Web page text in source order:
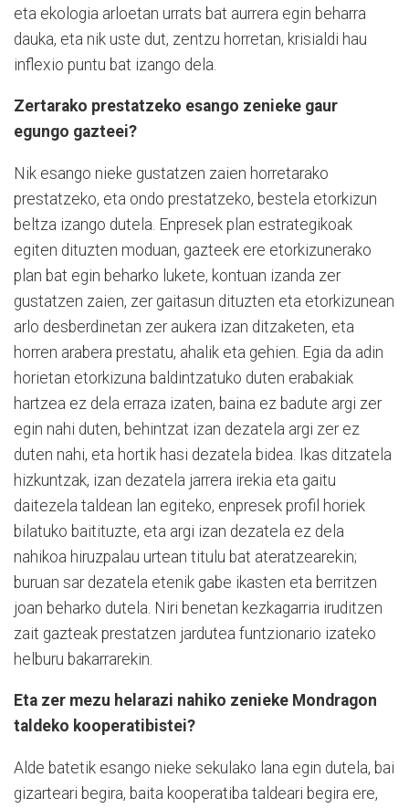
eta ekologia arloetan urrats bat aurrera egin beharra
dauka, eta nik uste dut, zentzu horretan, krisialdi hau
inflexio puntu bat izango dela.
Zertarako prestatzeko esango zenieke gaur
egungo gazteei?
Nik esango nieke gustatzen zaien horretarako
prestatzeko, eta ondo prestatzeko, bestela etorkizun
beltza izango dutela. Enpresek plan estrategikoak
egiten dituzten moduan, gazteek ere etorkizunerako
plan bat egin beharko lukete, kontuan izanda zer
gustatzen zaien, zer gaitasun dituzten eta etorkizunean
arlo desberdinetan zer aukera izan ditzaketen, eta
horren arabera prestatu, ahalik eta gehien. Egia da adin
horietan etorkizuna baldintzatuko duten erabakiak
hartzea ez dela erraza izaten, baina ez badute argi zer
egin nahi duten, behintzat izan dezatela argi zer ez
duten nahi, eta hortik hasi dezatela bidea. Ikas ditzatela
hizkuntzak, izan dezatela jarrera irekia eta gaitu
daitezela taldean lan egiteko, enpresek profil horiek
bilatuko baitituzte, eta argi izan dezatela ez dela
nahikoa hiruzpalau urtean titulu bat ateratzearekin;
buruan sar dezatela etenik gabe ikasten eta berritzen
joan beharko dutela. Niri benetan kezkagarria iruditzen
zait gazteak prestatzen jardutea funtzionario izateko
helburu bakarrarekin.
Eta zer mezu helarazi nahiko zenieke Mondragon
taldeko kooperatibistei?
Alde batetik esango nieke sekulako lana egin dutela, bai
gizarteari begira, baita kooperatiba taldeari begira ere,